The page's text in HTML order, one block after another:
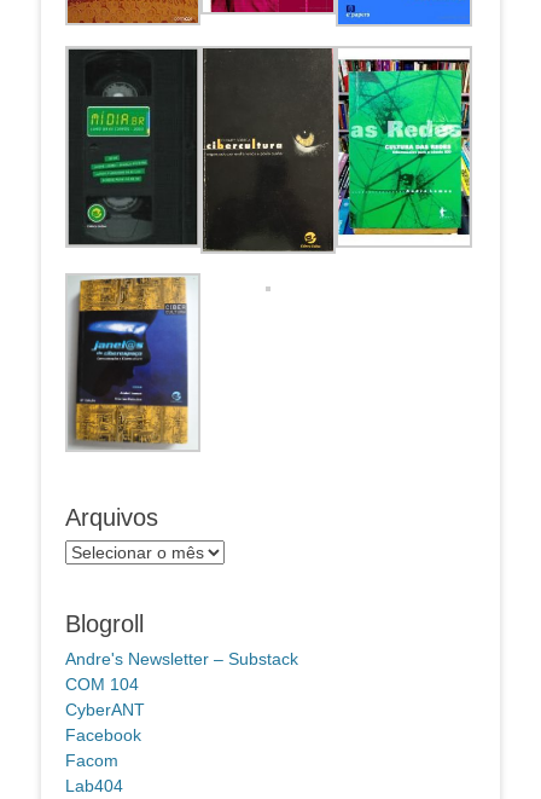
Arquivos
Arquivos
Blogroll
Andre's Newsletter – Substack
COM 104
CyberANT
Facebook
Facom
Lab404